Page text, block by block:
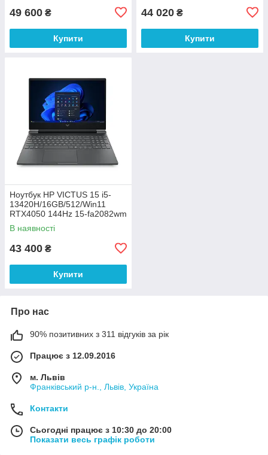
49 600 ₴
Купити
44 020 ₴
Купити
Ноутбук HP VICTUS 15 i5-
13420H/16GB/512/Win11
RTX4050 144Hz 15-fa2082wm
(B5EQ3UA)
В наявності
43 400 ₴
Купити
Про нас
90% позитивних з 311 відгуків за рік
Працює з 12.09.2016
м. Львів
Франківський р-н., Львів, Україна
Контакти
Сьогодні працює з 10:30 до 20:00
Показати весь графік роботи